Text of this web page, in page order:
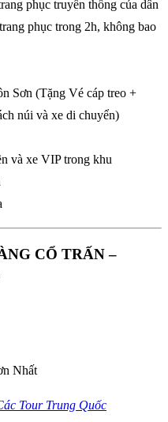
phục truyền thống của dân
phục trong 2h, không bao
Sơn (Tặng Vé cáp treo +
núi và xe di chuyển)
và xe VIP trong khu
CỔ TRẤN –
Nhất
Tour Trung Quốc